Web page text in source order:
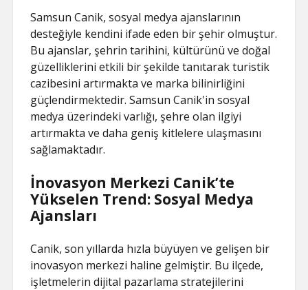
Samsun Canik, sosyal medya ajanslarının
desteğiyle kendini ifade eden bir şehir olmuştur.
Bu ajanslar, şehrin tarihini, kültürünü ve doğal
güzelliklerini etkili bir şekilde tanıtarak turistik
cazibesini artırmakta ve marka bilinirliğini
güçlendirmektedir. Samsun Canik'in sosyal
medya üzerindeki varlığı, şehre olan ilgiyi
artırmakta ve daha geniş kitlelere ulaşmasını
sağlamaktadır.
İnovasyon Merkezi Canik’te
Yükselen Trend: Sosyal Medya
Ajansları
Canik, son yıllarda hızla büyüyen ve gelişen bir
inovasyon merkezi haline gelmiştir. Bu ilçede,
işletmelerin dijital pazarlama stratejilerini